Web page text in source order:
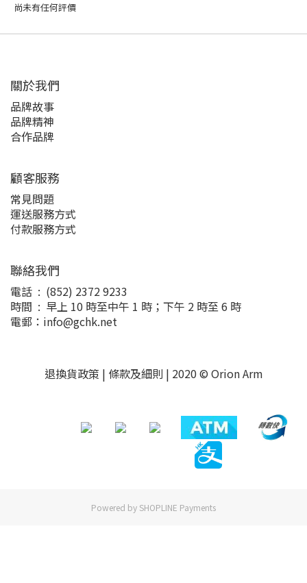
尚未有任何評價
關於我們
品牌故事
品牌精神
合作品牌
顧客服務
常見問題
運送服務方式
付款服務方式
聯絡我們
電話 : (852) 2372 9233
時間 : 早上 10 時至中午 1 時；下午 2 時至 6 時
電郵：info@gchk.net
退換貨政策 | 條款及細則 | 2020 © Orion Arm
Powered by SHOPLINE Payments